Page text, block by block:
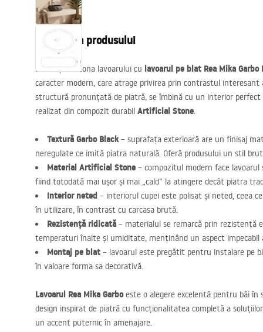
Accesorii și mobilier pentru baie
Descrierea produsului
Evidențiază zona lavoarului cu lavoarul pe blat Rea Mika Garbo
caracter modern, care atrage privirea prin contrastul interesant
structură pronunțată de piatră, se îmbină cu un interior
realizat din compozit durabil Artificial Stone.
Textură Garbo Black– suprafața exterioară are un finisaj
neregulate ce imită piatra naturală. Oferă produsului un stil
Material Artificial Stone – compozitul modern face
fiind totodată mai ușor și mai „cald” la atingere decât piatra
Interior neted – interiorul cupei este polisat și neted, ceea
în utilizare, în contrast cu carcasa brută.
Rezistență ridicată – materialul se remarcă prin rezistență
temperaturi înalte și umiditate, menținând un aspect impecabil
Montaj pe blat – lavoarul este pregătit pentru instalare pe
în valoare forma sa decorativă.
Lavoarul Rea Mika Garboeste o alegere excelentă pentru băi în
design inspirat de piatră cu funcționalitatea completă a
un accent puternic în amenajare.